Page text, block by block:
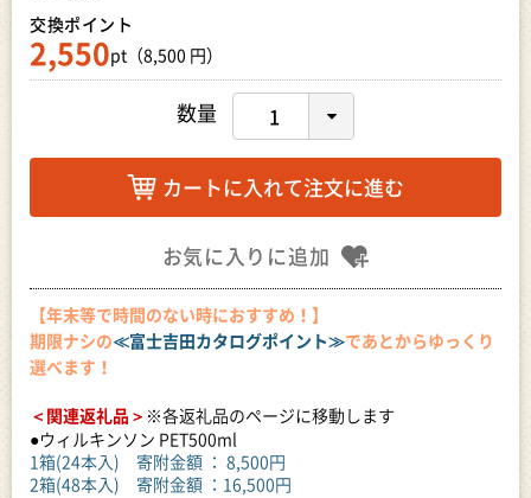
交換ポイント
2,550pt（8,500 円）
数量
カートに入れて注文に進む
お気に入りに追加
【年末等で時間のない時におすすめ！】
期限ナシの≪富士吉田カタログポイント≫であとからゆっくり
選べます！
＜関連返礼品＞ ※各返礼品のページに移動します
●ウィルキンソン PET500ml
1箱(24本入) 寄附金額 ： 8,500円
2箱(48本入) 寄附金額 ：16,500円